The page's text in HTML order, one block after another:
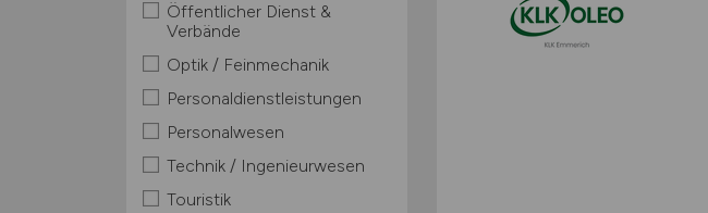
Öffentlicher Dienst &
Verbände
Optik / Feinmechanik
Personaldienstleistungen
Personalwesen
Technik / Ingenieurwesen
Touristik